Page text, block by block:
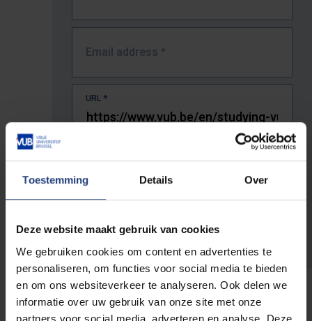
Toestemming Details Over
Deze website maakt gebruik van cookies
We gebruiken cookies om content en advertenties te
personaliseren, om functies voor social media te bieden
en om ons websiteverkeer te analyseren. Ook delen we
informatie over uw gebruik van onze site met onze
partners voor social media, adverteren en analyse. Deze
Email address *
URL *
The full URL of the page where you encountered the error.